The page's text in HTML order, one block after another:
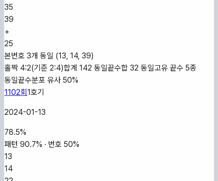
35
39
+
25
본번호 3개 동일 (13, 14, 39)
홀짝 4:2(기준 2:4)합계 142 동일끝수합 32 동일고유 끝수 5종
동일끝수분포 유사 50%
1102회1호기
2024-01-13
78.5%
패턴 90.7% · 번호 50%
13
14